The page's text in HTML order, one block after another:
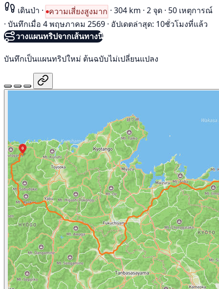
เดินป่า · ความเสี่ยงสูงมาก · 304 km · 2 จุด · 50 เหตุการณ์
· บันทึกเมื่อ 4 พฤษภาคม 2569 · อัปเดตล่าสุด: 10ชั่วโมงที่แล้ว
วางแผนทริปจากเส้นทางนี้
บันทึกเป็นแผนทริปใหม่ ต้นฉบับไม่เปลี่ยนแปลง